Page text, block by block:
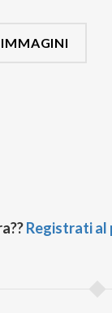
IMMAGINI
Registrati al